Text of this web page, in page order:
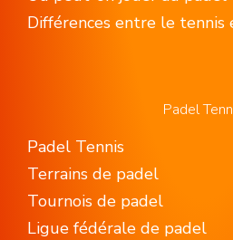
Différences entre le tennis
Padel
Padel Tennis
Terrains de padel
Tournois de padel
Ligue fédérale de padel